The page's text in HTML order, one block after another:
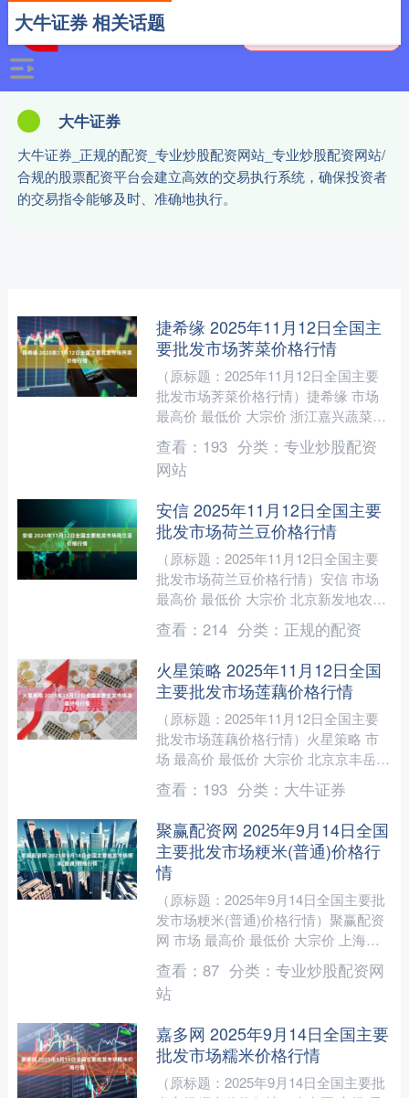
大牛证券
大牛证券_正规的配资_专业炒股配资网站_专业炒股配资网站/
合规的股票配资平台会建立高效的交易执行系统，确保投资者
的交易指令能够及时、准确地执行。
大牛证券 相关话题
捷希缘 2025年11月12日全国主
要批发市场荠菜价格行情
（原标题：2025年11月12日全国主要
批发市场荠菜价格行情）捷希缘 市场
最高价 最低价 大宗价 浙江嘉兴蔬菜批
发交易市场 14.00 7.00 10.92 ....
查看： 193 分类： 专业炒股配资
网站
安信 2025年11月12日全国主要
批发市场荷兰豆价格行情
（原标题：2025年11月12日全国主要
批发市场荷兰豆价格行情）安信 市场
最高价 最低价 大宗价 北京新发地农副
产品批发市场信息中心 18.00 17.00 ....
查看： 214 分类： 正规的配资
火星策略 2025年11月12日全国
主要批发市场莲藕价格行情
（原标题：2025年11月12日全国主要
批发市场莲藕价格行情）火星策略 市
场 最高价 最低价 大宗价 北京京丰岳各
庄农副产品批发市场 7.60 6.00 7.0....
查看： 193 分类： 大牛证券
聚赢配资网 2025年9月14日全国
主要批发市场粳米(普通)价格行
情
（原标题：2025年9月14日全国主要批
发市场粳米(普通)价格行情）聚赢配资
网 市场 最高价 最低价 大宗价 上海农
产品中心批发市场经营管理有限公司
4.40 ....
查看： 87 分类： 专业炒股配资网
站
嘉多网 2025年9月14日全国主要
批发市场糯米价格行情
（原标题：2025年9月14日全国主要批